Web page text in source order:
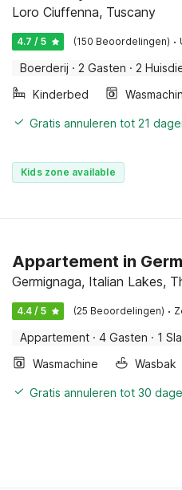
Loro Ciuffenna, Tuscany
4.7 / 5 (150 Beoordelingen) ·
Boerderij · 2 Gasten · 2
Kinderbed
Gratis annuleren tot 21
Kids zone available
Appartement in
Germignaga, Italian Lakes,
4.4 / 5 (25 Beoordelingen) ·
Appartement · 4 Gasten · 1
Wasmachine
Wasbak
Gratis annuleren tot 30